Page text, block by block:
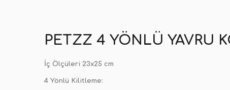
PETZZ 4 YÖNLÜ YAVRU
İç Ölçüleri 23x25 cm
4 Yönlü Kilitleme: